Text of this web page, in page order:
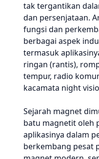
tak tergantikan
dan persenjataan.
fungsi dan
berbagai aspek
termasuk
ringan (rantis),
tempur, radio
kacamata night
Sejarah magnet
batu magnetit oleh
aplikasinya dalam
berkembang pesat